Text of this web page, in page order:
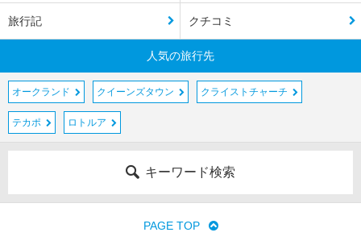
旅行記 クチコミ
人気の旅行先
オークランド クイーンズタウン クライストチャーチ
テカポ ロトルア
キーワード検索
PAGE TOP